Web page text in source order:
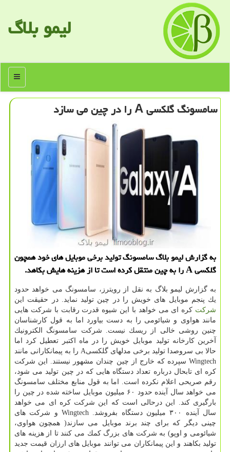
لیمو بلاگ
منو
سامسونگ گلكسی A را در چین می سازد
به گزارش لیمو بلاگ سامسونگ تولید برخی موبایل های خود همچون
گلكسی A را به چین منتقل كرده است تا از هزینه هایش بكاهد.
به گزارش لیمو بلاگ به نقل از رویترز، سامسونگ می خواهد حدود
یك پنجم موبایل های خویش را در چین تولید نماید. در حقیقت این
شركت كره ای می خواهد با این شیوه قدرت رقابت با شركت هایی
مانند هواوی و شیائومی را به دست بیاورد اما به قول كارشناسان
چنین روشی خالی از ریسك نیست. شركت سامسونگ الكترونیك
آخرین كارخانه تولید موبایل خویش را در ماه اكتبر تعطیل كرد اما
حالا بی سروصدا تولید برخی مدلهای گلكسیA را به پیمانكارانی مانند
Wingtech سپرده كه خارج از چین چندان مشهور نیستند. این شركت
كره ای تابحال درباره تعداد دستگاه هایی كه در چین تولید می شود،
رقم صریحی اعلام نكرده است. اما به قول منابع مختلف سامسونگ
می خواهد سال آینده حدود ۶۰ میلیون موبایل ساخته شده در چین را
بارگیری كند. این درحالی است كه این شركت كره ای می خواهد
سال آینده ۳۰۰ میلیون دستگاه بفروشد. Wingtech و شركت های
چینی دیگر كه برای چند برند موبایل می سازند( همچون هواوی،
شیائومی و اوپو) به شركت های بزرگ كمك می كنند تا از هزینه های
تولید بكاهند و این پیمانكاران می توانند موبایل های ارزان قیمت جدید